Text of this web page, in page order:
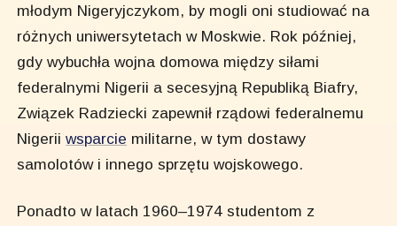
młodym Nigeryjczykom, by mogli oni studiować na
różnych uniwersytetach w Moskwie. Rok później,
gdy wybuchła wojna domowa między siłami
federalnymi Nigerii a secesyjną Republiką Biafry,
Związek Radziecki zapewnił rządowi federalnemu
Nigeriiwsparcie militarne, w tym dostawy
samolotów i innego sprzętu wojskowego.
Ponadto w latach 1960–1974 studentom z